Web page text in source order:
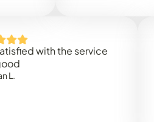
with the service
It